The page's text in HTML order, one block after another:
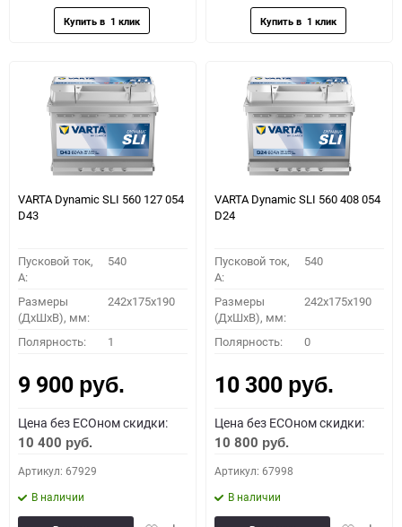
VARTA Dynamic SLI 560 127 054
D43
Пусковой ток,
A:
540
Размеры
(ДхШхВ), мм:
242x175x190
Полярность: 1
9 900 руб.
Цена без ECOном скидки:
10 400 руб.
Артикул: 67929
В наличии
VARTA Dynamic SLI 560 408 054
D24
Пусковой ток,
A:
540
Размеры
(ДхШхВ), мм:
242x175x190
Полярность: 0
10 300 руб.
Цена без ECOном скидки:
10 800 руб.
Артикул: 67998
В наличии